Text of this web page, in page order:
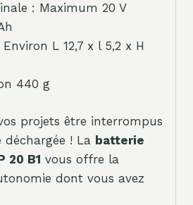
: Maximum 20 V
L 12,7 x l 5,2 x H
440 g
projets être interrompus
! La batterie
20 B1 vous offre la
dont vous avez